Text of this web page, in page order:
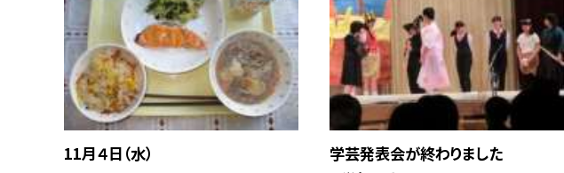
11月４日（水）
学芸発表会が終わりました